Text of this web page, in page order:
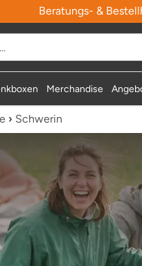
Beratungs- &
Merchandise
› Schwerin